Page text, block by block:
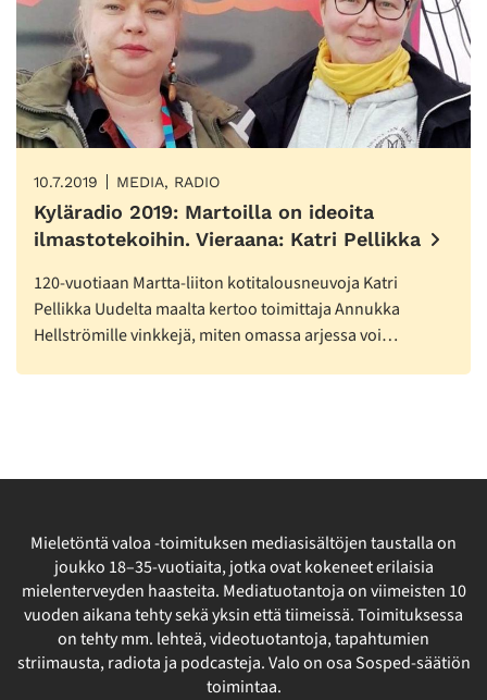
10.7.2019 MEDIA, RADIO
Kyläradio 2019: Martoilla on ideoita
ilmastotekoihin. Vieraana: Katri Pellikka
120-vuotiaan Martta-liiton kotitalousneuvoja Katri
Pellikka Uudelta maalta kertoo toimittaja Annukka
Hellströmille vinkkejä, miten omassa arjessa voi…
Mieletöntä valoa -toimituksen mediasisältöjen taustalla on
joukko 18–35-vuotiaita, jotka ovat kokeneet erilaisia
mielenterveyden haasteita. Mediatuotantoja on viimeisten 10
vuoden aikana tehty sekä yksin että tiimeissä. Toimituksessa
on tehty mm. lehteä, videotuotantoja, tapahtumien
striimausta, radiota ja podcasteja. Valo on osa Sosped-säätiön
toimintaa.